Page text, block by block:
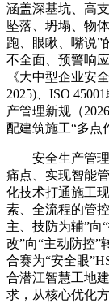
涵盖深基坑、高
坠落、坍塌、物
跑、眼瞅、嘴说”
不全面、预警响
《大中型企业安
2025)、ISO
产管理新规（
配建筑施工“多点
安全生产管
痛点、实现智能
化技术打通施工
素、全流程的管
主、技防为辅”向
改”向“主动防控”
合赛为“安全眼
合潜江智慧工地
求，从核心优化